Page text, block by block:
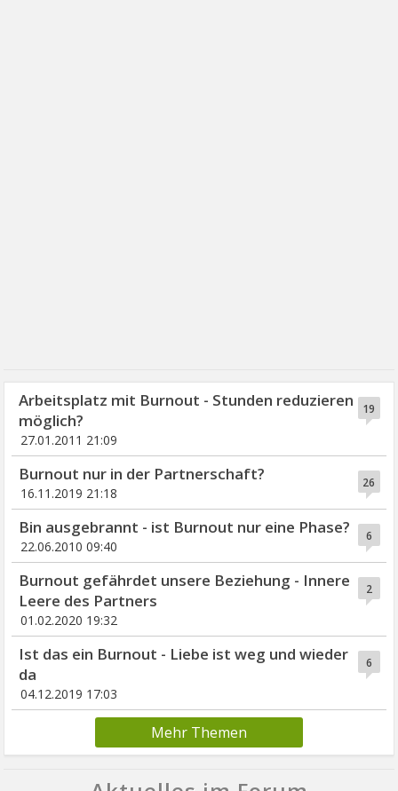
19
Arbeitsplatz mit Burnout - Stunden reduzieren
möglich?
27.01.2011 21:09
26
Burnout nur in der Partnerschaft?
16.11.2019 21:18
6
Bin ausgebrannt - ist Burnout nur eine Phase?
22.06.2010 09:40
2
Burnout gefährdet unsere Beziehung - Innere
Leere des Partners
01.02.2020 19:32
6
Ist das ein Burnout - Liebe ist weg und wieder
da
04.12.2019 17:03
Mehr Themen